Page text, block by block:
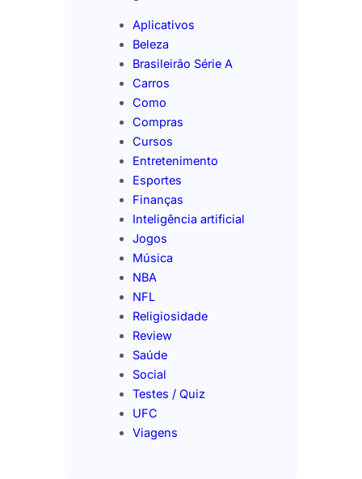
Aplicativos
Beleza
Brasileirão Série A
Carros
Como
Compras
Cursos
Entretenimento
Esportes
Finanças
Inteligência artificial
Jogos
Música
NBA
NFL
Religiosidade
Review
Saúde
Social
Testes / Quiz
UFC
Viagens